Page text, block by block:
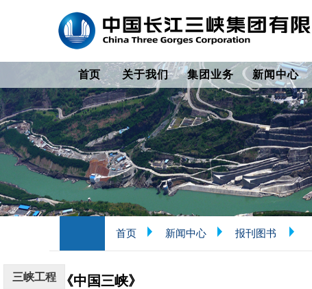
首页 关于我们 集团业务 新闻中心
首页 新闻中心 报刊图书
《中国三峡》
三峡工程